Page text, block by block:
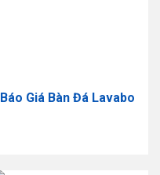
Báo Giá Bàn Đá Lavabo